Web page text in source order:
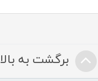
برگشت به بالا